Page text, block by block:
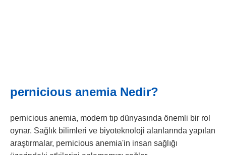
pernicious anemia Nedir?
pernicious anemia, modern tıp dünyasında önemli bir rol
oynar. Sağlık bilimleri ve biyoteknoloji alanlarında yapılan
araştırmalar, pernicious anemia'in insan sağlığı